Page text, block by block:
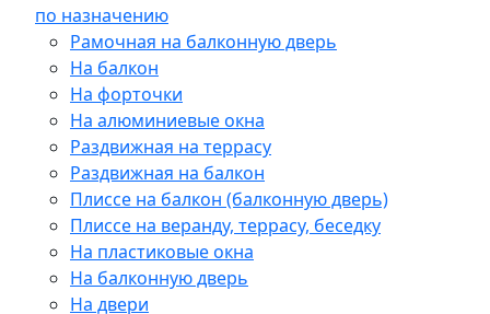
по назначению
Рамочная на балконную дверь
На балкон
На форточки
На алюминиевые окна
Раздвижная на террасу
Раздвижная на балкон
Плиссе на балкон (балконную дверь)
Плиссе на веранду, террасу, беседку
На пластиковые окна
На балконную дверь
На двери